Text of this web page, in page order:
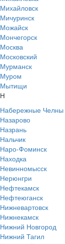
Михайловск
Мичуринск
Можайск
Мончегорск
Москва
Московский
Мурманск
Муром
Мытищи
Н
Набережные Челны
Назарово
Назрань
Нальчик
Наро-Фоминск
Находка
Невинномысск
Нерюнгри
Нефтекамск
Нефтеюганск
Нижневартовск
Нижнекамск
Нижний Новгород
Нижний Тагил